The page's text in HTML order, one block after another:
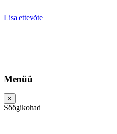
Lisa ettevõte
Menüü
×
Söögikohad